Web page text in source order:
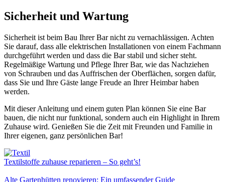
Sicherheit und Wartung
Sicherheit ist beim Bau Ihrer Bar nicht zu vernachlässigen. Achten
Sie darauf, dass alle elektrischen Installationen von einem Fachmann
durchgeführt werden und dass die Bar stabil und sicher steht.
Regelmäßige Wartung und Pflege Ihrer Bar, wie das Nachziehen
von Schrauben und das Auffrischen der Oberflächen, sorgen dafür,
dass Sie und Ihre Gäste lange Freude an Ihrer Heimbar haben
werden.
Mit dieser Anleitung und einem guten Plan können Sie eine Bar
bauen, die nicht nur funktional, sondern auch ein Highlight in Ihrem
Zuhause wird. Genießen Sie die Zeit mit Freunden und Familie in
Ihrer eigenen, ganz persönlichen Bar!
Textilstoffe zuhause reparieren – So geht’s!
Alte Gartenhütten renovieren: Ein umfassender Guide